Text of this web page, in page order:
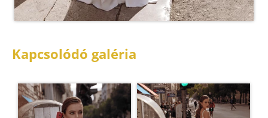
Kapcsolódó galéria